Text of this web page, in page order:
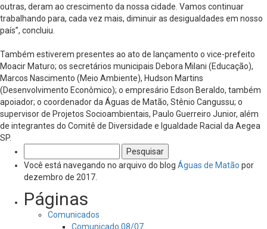
outras, deram ao crescimento da nossa cidade. Vamos continuar
trabalhando para, cada vez mais, diminuir as desigualdades em nosso
país”, concluiu.
Também estiverem presentes ao ato de lançamento o vice-prefeito
Moacir Maturo; os secretários municipais Debora Milani (Educação),
Marcos Nascimento (Meio Ambiente), Hudson Martins
(Desenvolvimento Econômico); o empresário Edson Beraldo, também
apoiador; o coordenador da Águas de Matão, Stênio Cangussu; o
supervisor de Projetos Socioambientais, Paulo Guerreiro Junior, além
de integrantes do Comitê de Diversidade e Igualdade Racial da Aegea
SP.
por:
Você está navegando no arquivo do blog Águas de Matão por
dezembro de 2017.
Páginas
Comunicados
Comunicado 08/07